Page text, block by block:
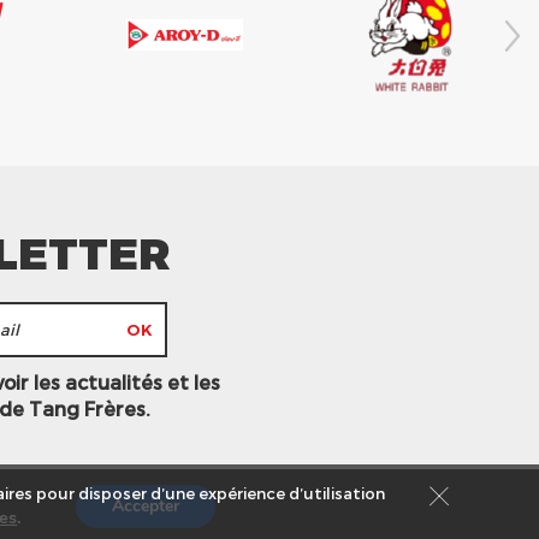
les actualités et les
Tang Frères.
légales
pour disposer d’une expérience d’utilisation
. Accepter